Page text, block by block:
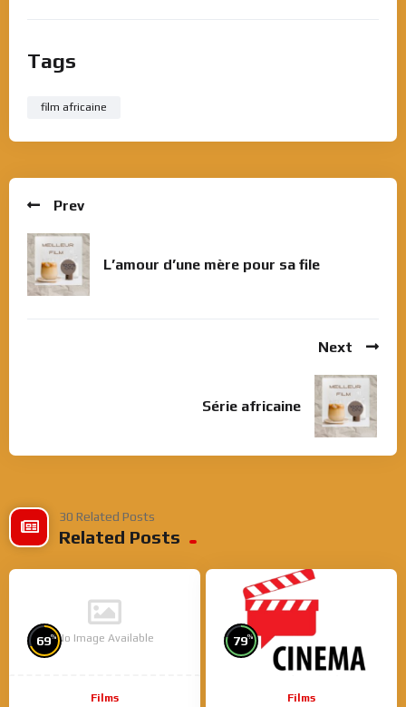
Tags
film africaine
Prev
L’amour d’une mère pour sa file
Next
Série africaine
30 Related Posts
Related Posts
No Image Available
69%
Films
79%
Films